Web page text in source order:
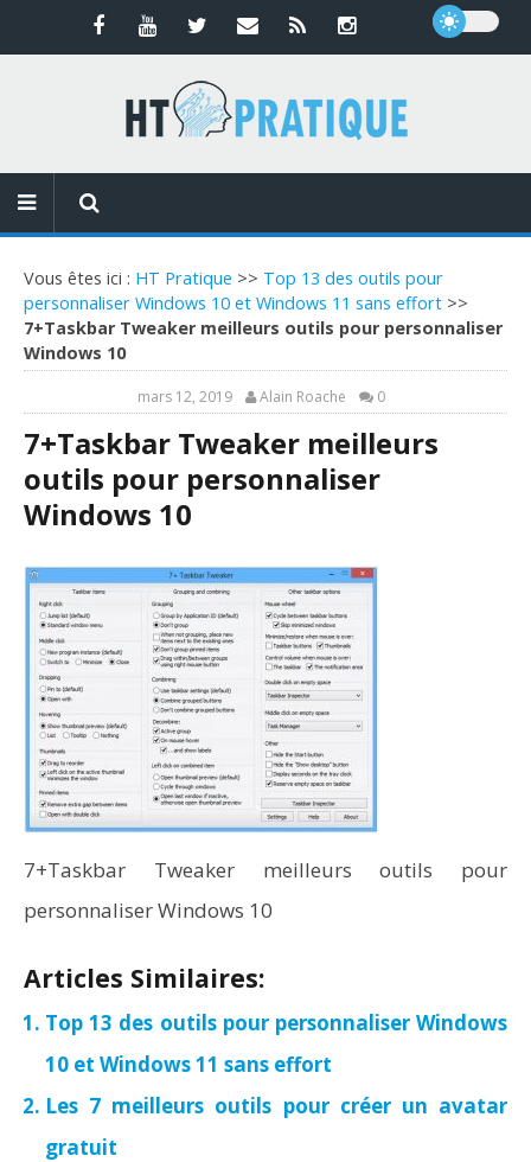
Vous êtes ici : HT Pratique >> Top 13 des outils pour
personnaliser Windows 10 et Windows 11 sans effort >>
7+Taskbar Tweaker meilleurs outils pour personnaliser
Windows 10
mars 12, 2019 Alain Roache 0
7+Taskbar Tweaker meilleurs
outils pour personnaliser
Windows 10
7+Taskbar Tweaker meilleurs outils pour
personnaliser Windows 10
Articles Similaires:
Top 13 des outils pour personnaliser Windows
10 et Windows 11 sans effort
Les 7 meilleurs outils pour créer un avatar
gratuit